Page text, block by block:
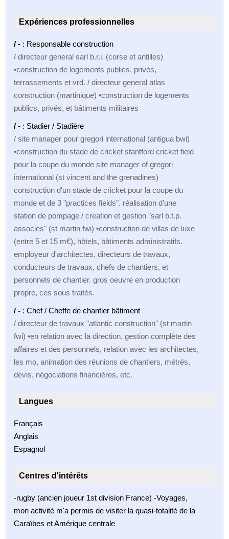
Expériences professionnelles
/ - : Responsable construction
/ directeur general sarl b.r.i. (corse et antilles)
•construction de logements publics, privés,
terrassements et vrd. / directeur general atlas
construction (martinique) •construction de logements
publics, privés, et bâtiments militaires
/ - : Stadier / Stadière
/ site manager pour gregori international (antigua bwi)
•construction du stade de cricket stantford cricket field
pour la coupe du monde site manager of gregori
international (st vincent and the grenadines)
construction d'un stade de cricket pour la coupe du
monde et de 3 "practices fields". réalisation d'une
station de pompage / creation et gestion "sarl b.t.p.
associes" (st martin fwi) •construction de villas de luxe
(entre 5 et 15 m€), hôtels, bâtiments administratifs.
employeur d'architectes, directeurs de travaux,
conducteurs de travaux, chefs de chantiers, et
personnels de chantier. gros oeuvre en production
propre, ces sous traités.
/ - : Chef / Cheffe de chantier bâtiment
/ directeur de travaux "atlantic construction" (st martin
fwi) •en relation avec la direction, gestion complète des
affaires et des personnels, relation avec les architectes,
les mo, animation des réunions de chantiers, métrés,
devis, négociations financières, etc.
Langues
Français
Anglais
Espagnol
Centres d'intérêts
-rugby (ancien joueur 1st division France) -Voyages,
mon activité m'a permis de visiter la quasi-totalité de la
Caraïbes et Amérique centrale